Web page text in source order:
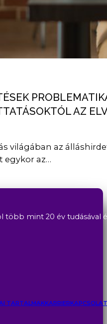
AZ
világában az
egykor az…
több mint 20 év tudásával
TARTALMAKKARRIERKAPCSOLAT